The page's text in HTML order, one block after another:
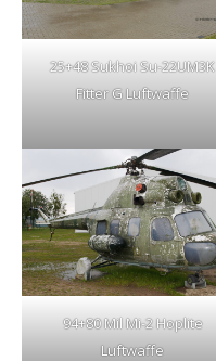
25+48 Sukhoi Su-22UM3K
Fitter G Luftwaffe
94+80 Mil Mi-2 Hoplite
Luftwaffe